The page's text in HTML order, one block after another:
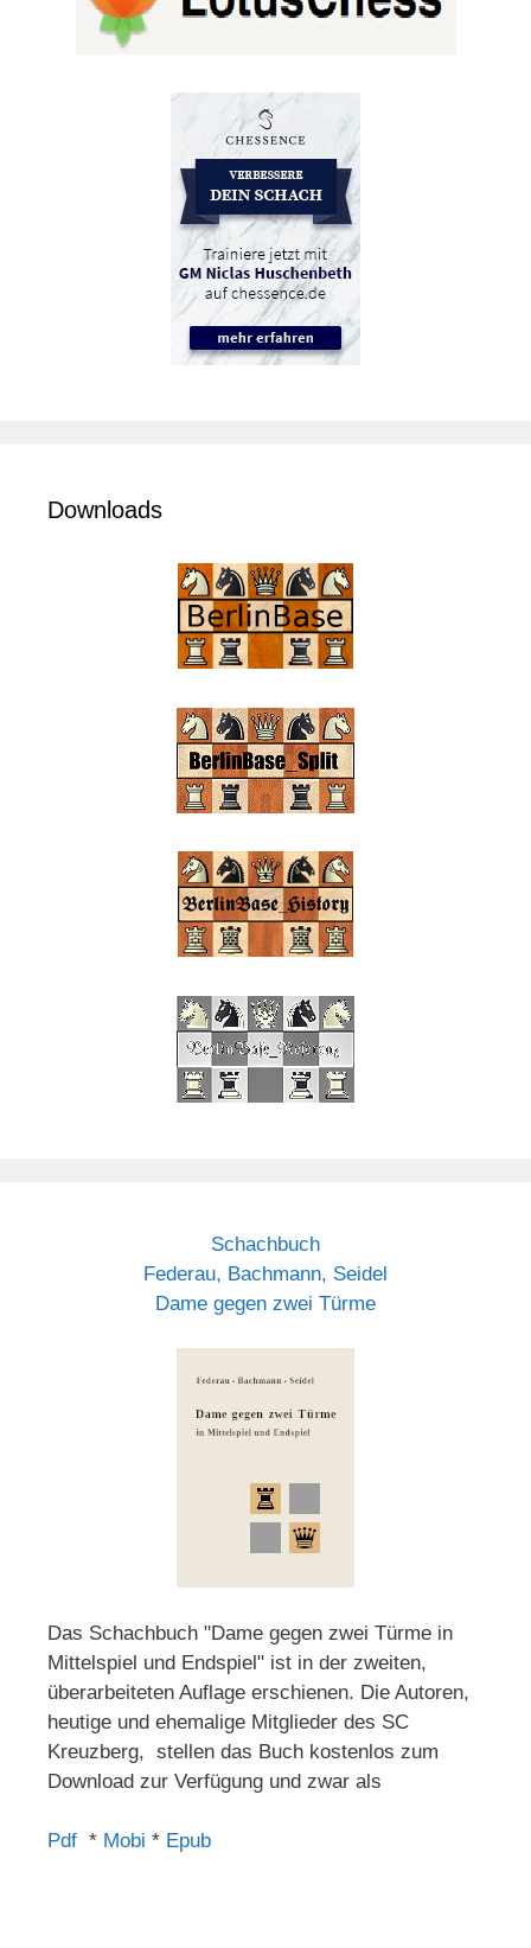
Downloads
Schachbuch
Federau, Bachmann, Seidel
Dame gegen zwei Türme
Das Schachbuch "Dame gegen zwei Türme in
Mittelspiel und Endspiel" ist in der zweiten,
überarbeiteten Auflage erschienen. Die Autoren,
heutige und ehemalige Mitglieder des SC
Kreuzberg, stellen das Buch kostenlos zum
Download zur Verfügung und zwar als
Pdf * Mobi * Epub